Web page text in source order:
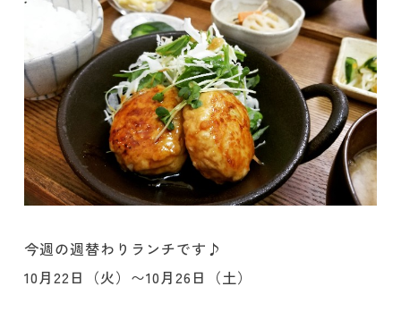
今週の週替わりランチです♪
10月22日（火）〜10月26日（土）